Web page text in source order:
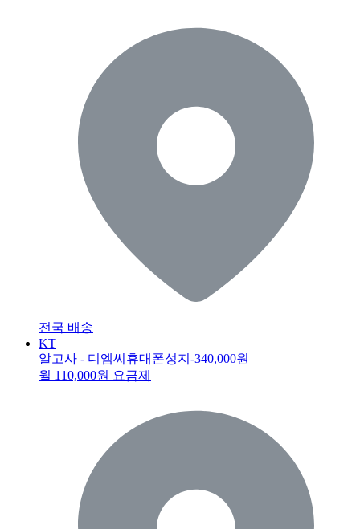
전국 배송
KT
알고사 - 디엠씨휴대폰성지 -340,000원
월 110,000원 요금제